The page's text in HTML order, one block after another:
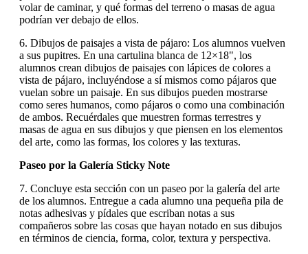
volar de caminar, y qué formas del terreno o masas de agua
podrían ver debajo de ellos.
6. Dibujos de paisajes a vista de pájaro: Los alumnos vuelven
a sus pupitres. En una cartulina blanca de 12×18", los
alumnos crean dibujos de paisajes con lápices de colores a
vista de pájaro, incluyéndose a sí mismos como pájaros que
vuelan sobre un paisaje. En sus dibujos pueden mostrarse
como seres humanos, como pájaros o como una combinación
de ambos. Recuérdales que muestren formas terrestres y
masas de agua en sus dibujos y que piensen en los elementos
del arte, como las formas, los colores y las texturas.
Paseo por la Galería Sticky Note
7. Concluye esta sección con un paseo por la galería del arte
de los alumnos. Entregue a cada alumno una pequeña pila de
notas adhesivas y pídales que escriban notas a sus
compañeros sobre las cosas que hayan notado en sus dibujos
en términos de ciencia, forma, color, textura y perspectiva.